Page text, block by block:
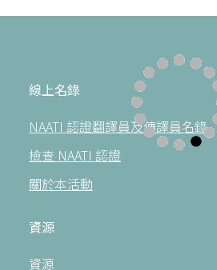
線上名錄
NAATI 認證翻譯員及傳譯員名錄
檢查 NAATI 認證
關於本活動
資源
資源